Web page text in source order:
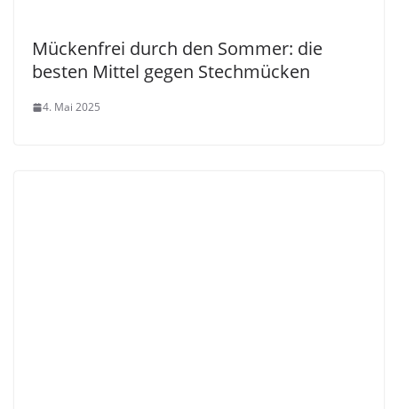
Mückenfrei durch den Sommer: die
besten Mittel gegen Stechmücken
4. Mai 2025